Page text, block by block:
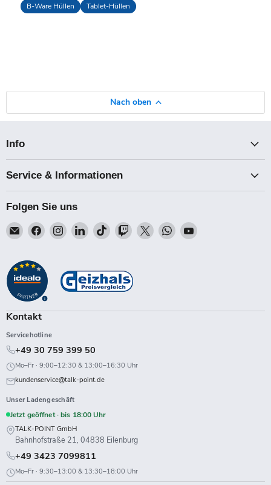
B-Ware Hüllen
Tablet-Hüllen
Nach oben
Info
Service & Informationen
Folgen Sie uns
Email
Talk-
Finden
Sie
auf
Facebook
Finden
Sie
auf
Instagram
Finden
Sie
auf
LinkedIn
Finden
Sie
auf
TikTok
Finden
Sie
Twitch
Finden
Sie
Finden
Sie
Finden
Kontakt
Servicehotline
+49 30 759 399 50
Mo–Fr · 9:00–12:30 & 13:00–16:30 Uhr
kundenservice@talk-point.de
Unser Ladengeschäft
Jetzt geöffnet · bis 18:00 Uhr
TALK-POINT GmbH
Bahnhofstraße 21, 04838 Eilenburg
+49 3423 7099811
Mo–Fr · 9:30–13:00 & 13:30–18:00 Uhr